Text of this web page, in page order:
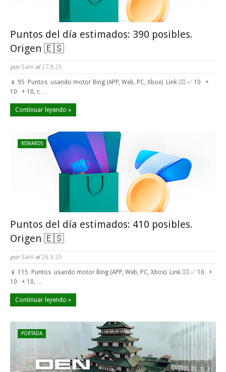
Puntos del día estimados: 390 posibles.
Origen 🇪🇸
por Sam el27.9.25
📱 95 Puntos usando motor Bing (APP, Web, PC, Xbox) Link 👈🏼 ✅ 10 +
10 + 10, c…
Continuar leyendo »
REWARDS
Puntos del día estimados: 410 posibles.
Origen 🇪🇸
por Sam el26.9.25
📱 115 Puntos usando motor Bing (APP, Web, PC, Xbox) Link 👈🏼 ✅ 10 +
10 + 10, …
Continuar leyendo »
PORTADA